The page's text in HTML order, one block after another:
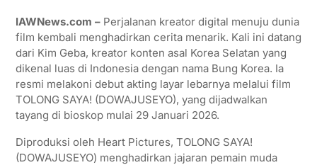
a
t
s
A
p
i
t
t
e
r
c
e
b
o
o
n
e
l
e
g
r
a
a
i
l
a
r
e
IAWNews.com –Perjalanan kreator digital menuju dunia
film kembali menghadirkan cerita menarik. Kali ini datang
dari Kim Geba, kreator konten asal Korea Selatan yang
dikenal luas di Indonesia dengan nama Bung Korea. Ia
resmi melakoni debut akting layar lebarnya melalui film
TOLONG SAYA! (DOWAJUSEYO), yang dijadwalkan
tayang di bioskop mulai 29 Januari 2026.
Diproduksi oleh Heart Pictures, TOLONG SAYA!
(DOWAJUSEYO) menghadirkan jajaran pemain muda